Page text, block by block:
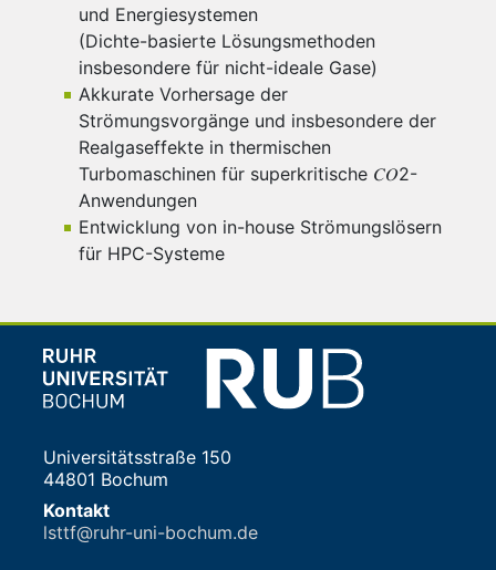
und Energiesystemen
(Dichte-basierte Lösungsmethoden
insbesondere für nicht-ideale Gase)
Akkurate Vorhersage der
Strömungsvorgänge und insbesondere der
Realgaseffekte in thermischen
Turbomaschinen für superkritische 𝐶𝑂2-
Anwendungen
Entwicklung von in-house Strömungslösern
für HPC-Systeme
Universitätsstraße 150
44801 Bochum
Kontakt
lsttf@ruhr-uni-bochum.de